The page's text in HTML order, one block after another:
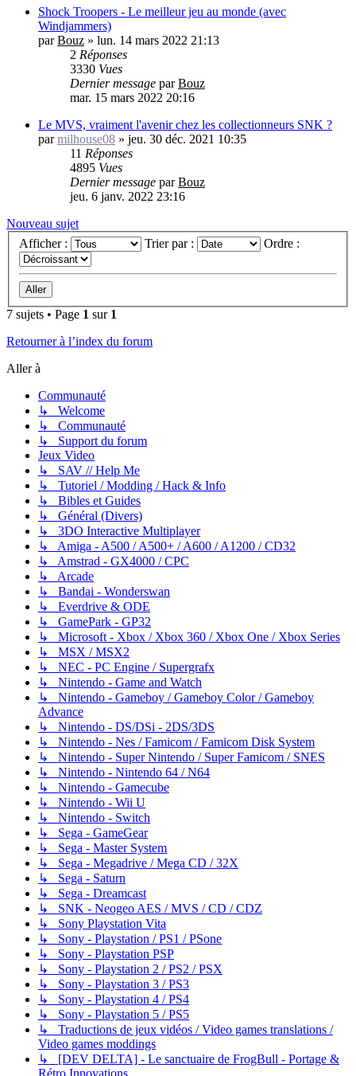
Shock Troopers - Le meilleur jeu au monde (avec
Windjammers)
parBouz » lun. 14 mars 2022 21:13
2 Réponses
3330 Vues
Dernier message parBouz
mar. 15 mars 2022 20:16
Le MVS, vraiment l'avenir chez les collectionneurs SNK ?
parmilhouse08 » jeu. 30 déc. 2021 10:35
11 Réponses
4895 Vues
Dernier message parBouz
jeu. 6 janv. 2022 23:16
Nouveau sujet
Afficher :
Trier par : Ordre :
7 sujets • Page 1 sur 1
Retourner à l’index du forum
Aller à
Communauté
↳ Welcome
↳ Communauté
↳ Support du forum
Jeux Video
↳ SAV // Help Me
↳ Tutoriel / Modding / Hack & Info
↳ Bibles et Guides
↳ Général (Divers)
↳ 3DO Interactive Multiplayer
↳ Amiga - A500 / A500+ / A600 / A1200 / CD32
↳ Amstrad - GX4000 / CPC
↳ Arcade
↳ Bandai - Wonderswan
↳ Everdrive & ODE
↳ GamePark - GP32
↳ Microsoft - Xbox / Xbox 360 / Xbox One / Xbox Series
↳ MSX / MSX2
↳ NEC - PC Engine / Supergrafx
↳ Nintendo - Game and Watch
↳ Nintendo - Gameboy / Gameboy Color / Gameboy
Advance
↳ Nintendo - DS/DSi - 2DS/3DS
↳ Nintendo - Nes / Famicom / Famicom Disk System
↳ Nintendo - Super Nintendo / Super Famicom / SNES
↳ Nintendo - Nintendo 64 / N64
↳ Nintendo - Gamecube
↳ Nintendo - Wii U
↳ Nintendo - Switch
↳ Sega - GameGear
↳ Sega - Master System
↳ Sega - Megadrive / Mega CD / 32X
↳ Sega - Saturn
↳ Sega - Dreamcast
↳ SNK - Neogeo AES / MVS / CD / CDZ
↳ Sony Playstation Vita
↳ Sony - Playstation / PS1 / PSone
↳ Sony - Playstation PSP
↳ Sony - Playstation 2 / PS2 / PSX
↳ Sony - Playstation 3 / PS3
↳ Sony - Playstation 4 / PS4
↳ Sony - Playstation 5 / PS5
↳ Traductions de jeux vidéos / Video games translations /
Video games moddings
↳ [DEV DELTA] - Le sanctuaire de FrogBull - Portage &